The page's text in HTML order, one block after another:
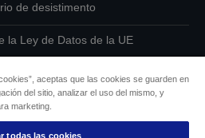
de desistimento
la Ley de Datos de la UE
sobre cookies
aceptas que las cookies se guarden en
del sitio, analizar el uso del mismo, y
marketing.
todas las cookies